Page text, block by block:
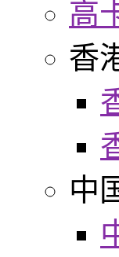
高
香
中